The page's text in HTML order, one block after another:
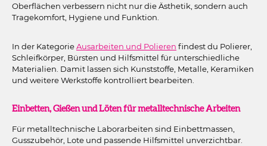
Oberflächen verbessern nicht nur die Ästhetik, sondern auch
Tragekomfort, Hygiene und Funktion.
In der KategorieAusarbeiten und Polieren findest du Polierer,
Schleifkörper, Bürsten und Hilfsmittel für unterschiedliche
Materialien. Damit lassen sich Kunststoffe, Metalle, Keramiken
und weitere Werkstoffe kontrolliert bearbeiten.
Einbetten, Gießen und Löten für metalltechnische Arbeiten
Für metalltechnische Laborarbeiten sind Einbettmassen,
Gusszubehör, Lote und passende Hilfsmittel unverzichtbar.